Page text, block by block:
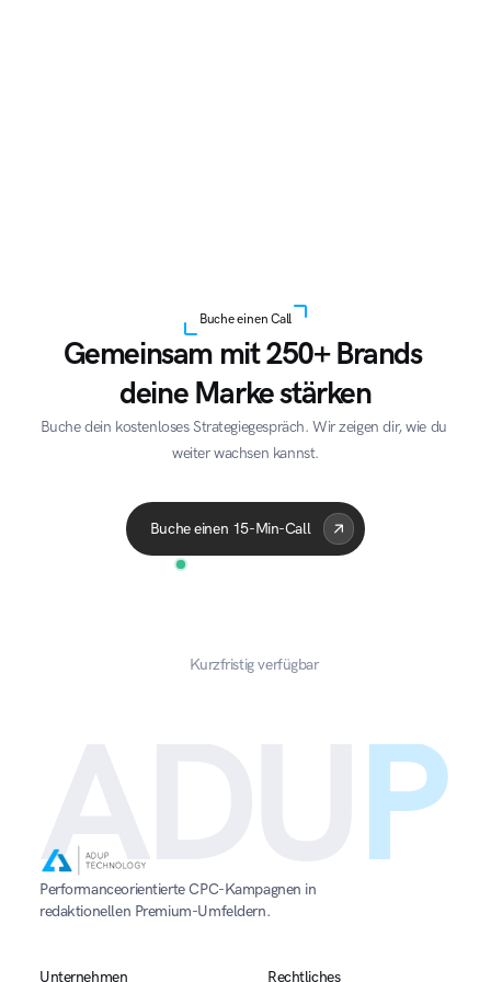
Buche einen Call
Gemeinsam mit 250+ Brands
deine Marke stärken
Buche dein kostenloses Strategiegespräch. Wir zeigen dir, wie du
weiter wachsen kannst.
Buche einen 15-Min-Call
Kurzfristig verfügbar
ADU P
Performanceorientierte CPC-Kampagnen in
redaktionellen Premium-Umfeldern.
Unternehmen Rechtliches